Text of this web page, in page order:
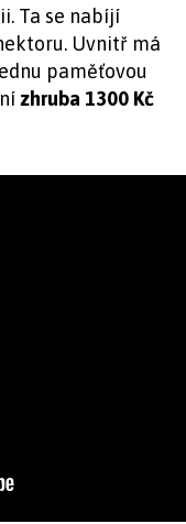
Ta se nabíjí
Uvnitř má
paměťovou
zhruba 1300 Kč